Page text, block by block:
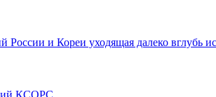
России и Кореи уходящая далеко вглубь
КСОРС